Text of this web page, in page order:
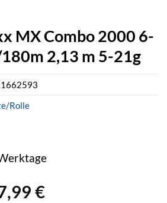
MX Combo 2000 6-
2,13 m 5-21g
€Aktueller
Rolle